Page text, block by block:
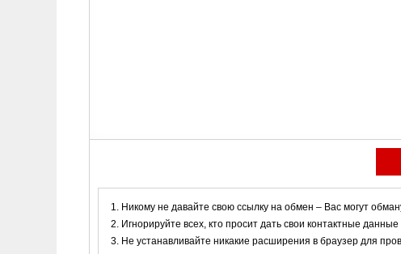
Никому не давайте свою ссылку на обмен – Вас могут
Игнорируйте всех, кто просит дать свои контактные
Не устанавливайте никакие расширения в браузер для